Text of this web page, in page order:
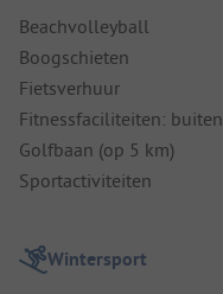
Beachvolleyball
Boogschieten
Fietsverhuur
Fitnessfaciliteiten: buiten
Golfbaan (op 5 km)
Sportactiviteiten
Wintersport